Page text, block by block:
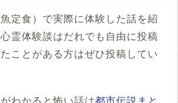
定食）で実際に体験した話を紹
霊体験談はだれでも自由に投稿
ことがある方はぜひ投稿してい
わかると怖い話は都市伝説まと